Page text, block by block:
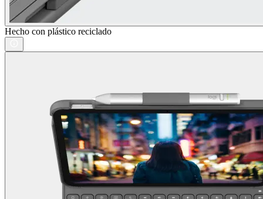
Hecho con plástico reciclado